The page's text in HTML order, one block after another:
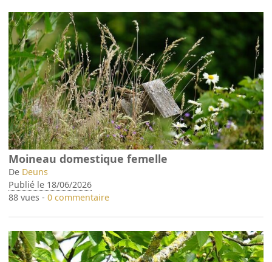
Moineau domestique femelle
De Deuns
Publié le 18/06/2026
88 vues -0 commentaire